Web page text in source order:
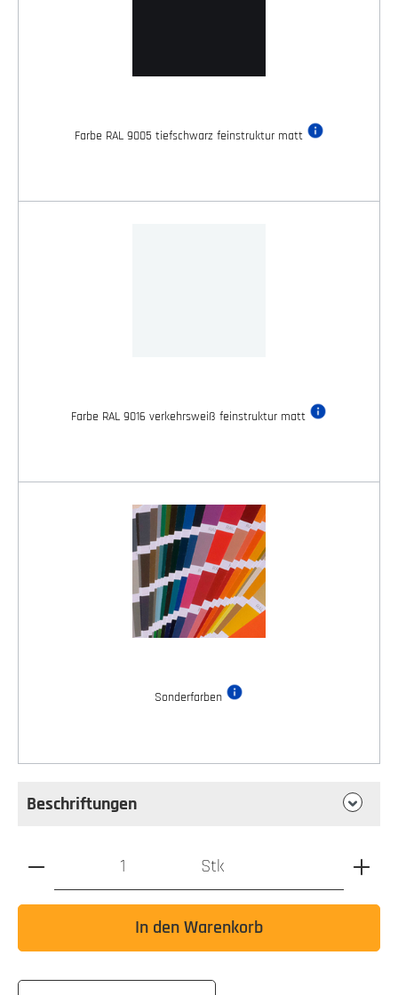
Farbe RAL 9005 tiefschwarz feinstruktur matt
Farbe RAL 9016 verkehrsweiß feinstruktur matt
Sonderfarben
Beschriftungen
Produkt Anzahl: Gib den gewünschten Wert ein oder
Stk
In den Warenkorb